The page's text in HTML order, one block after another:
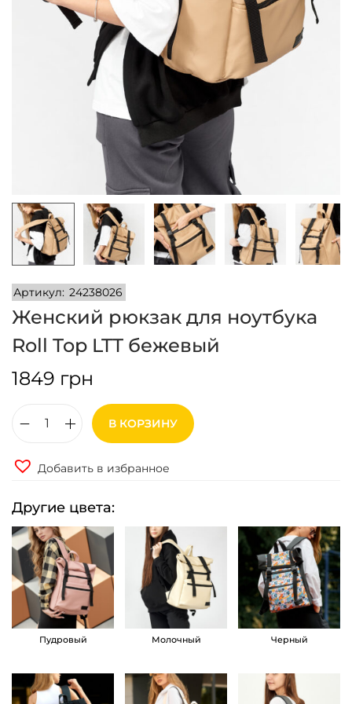
и
и
м
о
м
Артикул: 24238026
Женский рюкзак для ноутбука
Roll Top LTT бежевый
1849 грн
л
е
с
т
в
о
о
В КОРЗИНУ
Добавить в избранное
Другие цвета:
Пудровый Молочный Черный